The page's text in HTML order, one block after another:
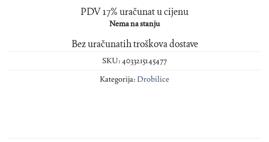
PDV 17% uračunat u cijenu
Nema na stanju
Bez uračunatih troškova dostave
SKU:4033215145477
Kategorija:Drobilice